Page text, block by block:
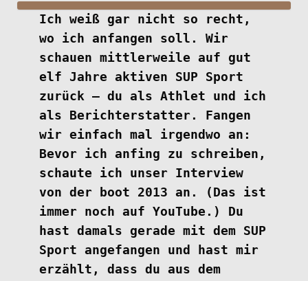
Ich weiß gar nicht so recht,
wo ich anfangen soll. Wir
schauen mittlerweile auf gut
elf Jahre aktiven SUP Sport
zurück – du als Athlet und ich
als Berichterstatter. Fangen
wir einfach mal irgendwo an:
Bevor ich anfing zu schreiben,
schaute ich unser Interview
von der boot 2013 an. (Das ist
immer noch auf YouTube.) Du
hast damals gerade mit dem SUP
Sport angefangen und hast mir
erzählt, dass du aus dem